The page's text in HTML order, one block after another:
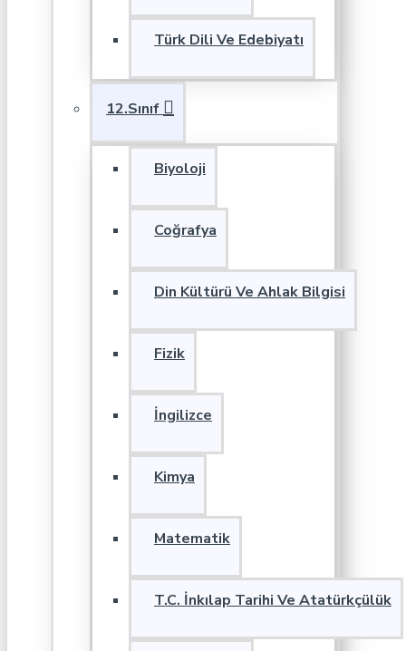
Türk Dili Ve Edebiyatı
12.Sınıf
Biyoloji
Coğrafya
Din Kültürü Ve Ahlak Bilgisi
Fizik
İngilizce
Kimya
Matematik
T.C. İnkılap Tarihi Ve Atatürkçülük